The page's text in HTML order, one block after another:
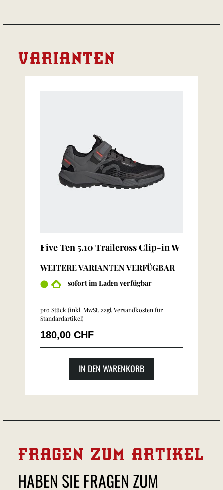
VARIANTEN
Five Ten 5.10 Trailcross Clip-in W
WEITERE VARIANTEN VERFÜGBAR
sofort im Laden verfügbar
pro Stück (inkl. MwSt. zzgl. Versandkosten für
Standardartikel)
180,00 CHF
IN DEN WARENKORB
FRAGEN ZUM ARTIKEL
HABEN SIE FRAGEN ZUM